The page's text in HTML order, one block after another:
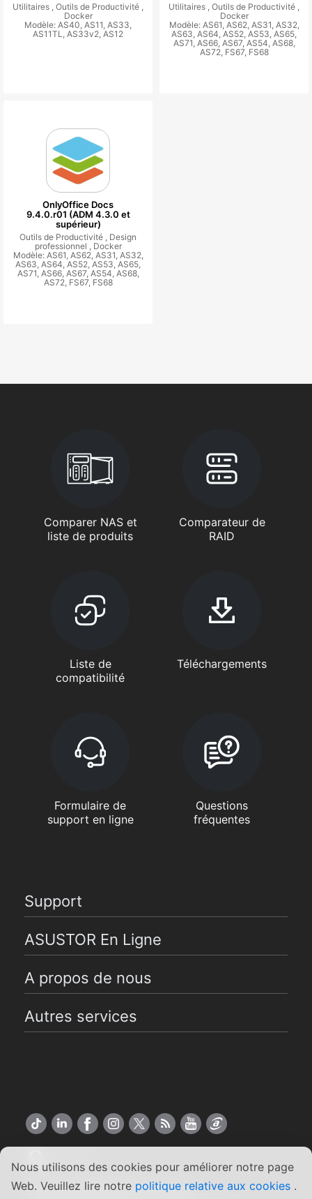
Nous utilisons des cookies pour améliorer notre page
Web. Veuillez lire notre politique relative aux cookies .
Utilitaires , Outils de Productivité ,
Docker
Modèle: AS40, AS11, AS33,
AS11TL, AS33v2, AS12
Utilitaires , Outils de Productivité ,
Docker
Modèle: AS61, AS62, AS31, AS32,
AS63, AS64, AS52, AS53, AS65,
AS71, AS66, AS67, AS54, AS68,
AS72, FS67, FS68
OnlyOffice Docs
9.4.0.r01 (ADM 4.3.0 et
supérieur)
Outils de Productivité , Design
professionnel , Docker
Modèle: AS61, AS62, AS31, AS32,
AS63, AS64, AS52, AS53, AS65,
AS71, AS66, AS67, AS54, AS68,
AS72, FS67, FS68
Comparer NAS et
liste de produits
Comparateur de
RAID
Liste de
compatibilité
Téléchargements
Formulaire de
support en ligne
Questions
fréquentes
Support
ASUSTOR En Ligne
A propos de nous
Autres services
Copyright ©2026 ASUSTOR Inc.